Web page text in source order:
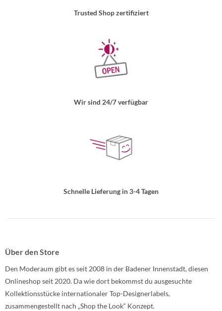
Trusted Shop zertifiziert
Wir sind 24/7 verfügbar
Schnelle Lieferung in 3-4 Tagen
Über den Store
Den Moderaum gibt es seit 2008 in der Badener Innenstadt, diesen
Onlineshop seit 2020. Da wie dort bekommst du ausgesuchte
Kollektionsstücke internationaler Top-Designerlabels,
zusammengestellt nach „Shop the Look“ Konzept.